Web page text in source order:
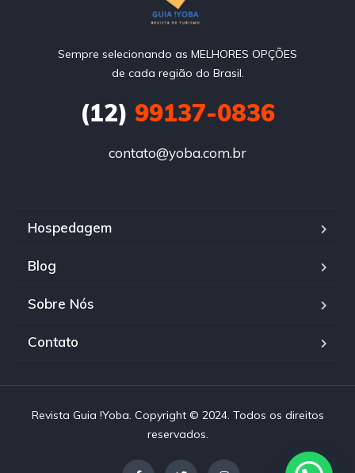
Sempre selecionando as MELHORES OPÇÕES
de cada região do Brasil.
(12) 99137-0836
contato@yoba.com.br
Hospedagem
Blog
Sobre Nós
Contato
Revista Guia !Yoba. Copyright © 2024. Todos os direitos
reservados.